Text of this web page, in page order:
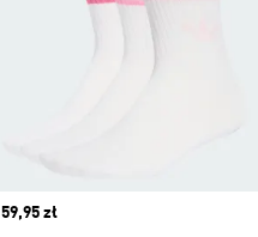
Price
59,95 zł